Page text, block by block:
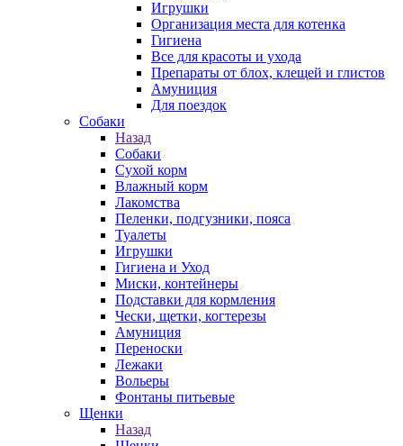
Игрушки
Организация места для котенка
Гигиена
Все для красоты и ухода
Препараты от блох, клещей и глистов
Амуниция
Для поездок
Собаки
Назад
Собаки
Сухой корм
Влажный корм
Лакомства
Пеленки, подгузники, пояса
Туалеты
Игрушки
Гигиена и Уход
Миски, контейнеры
Подставки для кормления
Чески, щетки, когтерезы
Амуниция
Переноски
Лежаки
Вольеры
Фонтаны питьевые
Щенки
Назад